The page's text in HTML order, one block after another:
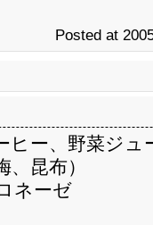
Posted at
ヒー、野菜ジュ
昆布）
ネーゼ